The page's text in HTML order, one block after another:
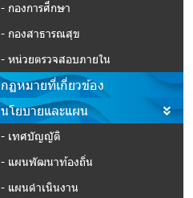
- กองการศึกษา
- กองสาธารณสุข
- หน่วยตรวจสอบภายใน
กฏหมายที่เกี่ยวข้อง
นโยบายและแผน
- เทศบัญญัติ
- แผนพัฒนาท้องถิ่น
- แผนดำเนินงาน